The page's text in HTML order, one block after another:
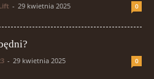
- 29 kwietnia 2025 0
- 29 kwietnia 2025 0